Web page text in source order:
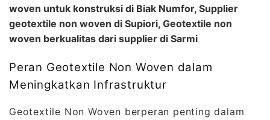
woven untuk konstruksi di Biak Numfor, Supplier
geotextile non woven di Supiori, Geotextile non
woven berkualitas dari supplier di Sarmi
Peran Geotextile Non Woven dalam
Meningkatkan Infrastruktur
Geotextile Non Woven berperan penting dalam